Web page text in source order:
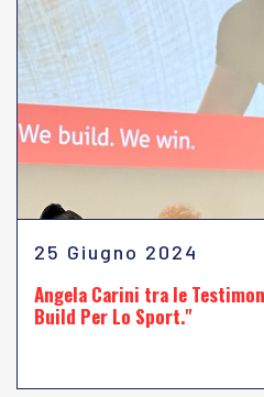
25 Giugno 2024
Angela Carini tra le
Build Per Lo Sport."